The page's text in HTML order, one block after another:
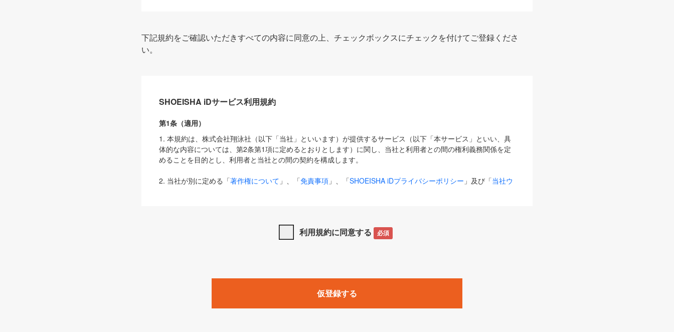
下記規約をご確認いただきすべての内容に同意の上、チェックボックスにチェックを付けてご登録くださ
い。
SHOEISHA iDサービス利用規約
第1条（適用）
1. 本規約は、株式会社翔泳社（以下「当社」といいます）が提供するサービス（以下「本サービス」といい、具
体的な内容については、第2条第1項に定めるとおりとします）に関し、当社と利用者との間の権利義務関係を定
めることを目的とし、利用者と当社との間の契約を構成します。
2. 当社が別に定める「著作権について 」、「免責事項 」、「SHOEISHA iDプライバシーポリシー 」及び「当社ウ
は、本規約の規定が優先して適用されるものとします。
1. 「本サービス」とは、当社が提供する以下のサービス（名称や内容が変更された場合、変更後のサービスを含
みます）及びこれらサービスに関連して当社が実施するイベントやキャンペーンをいいます。
「SEBook」「SEShop」「CodeZine」「MarkeZine」「EnterpriseZine」「ECzine」「Biz/Zine」「HRzine」
利用規約に同意する 必須
仮登録する